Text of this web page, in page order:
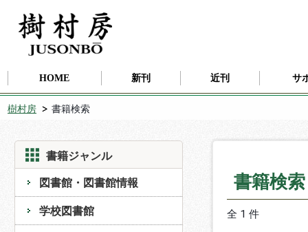
HOME 新刊 近刊 サ
樹村房 書籍検索
書籍ジャンル
図書館・図書館情報
学校図書館
書籍検
全 1 件